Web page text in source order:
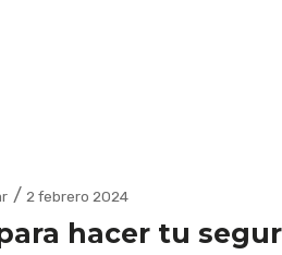
2 febrero 2024
hacer tu